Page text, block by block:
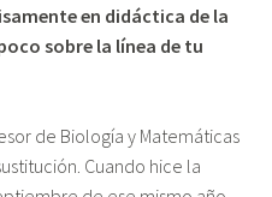
en didáctica de la
sobre la línea de tu
de Biología y Matemáticas
Cuando hice la